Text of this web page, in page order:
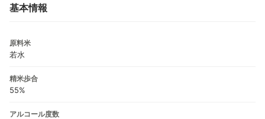
基本情報
原料米
若水
精米歩合
55%
アルコール度数